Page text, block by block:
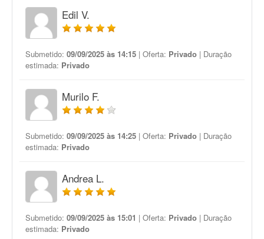
Edil V.
Submetido: 09/09/2025 às 14:15 | Oferta: Privado | Duração
estimada: Privado
Murilo F.
Submetido: 09/09/2025 às 14:25 | Oferta: Privado | Duração
estimada: Privado
Andrea L.
Submetido: 09/09/2025 às 15:01 | Oferta: Privado | Duração
estimada: Privado